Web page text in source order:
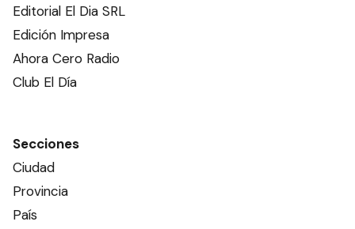
Editorial El Dia SRL
Edición Impresa
Ahora Cero Radio
Club El Día
Secciones
Ciudad
Provincia
País